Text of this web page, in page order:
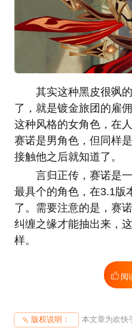
其实这种黑皮很飒的
了，就是镀金旅团的雇
这种风格的女角色，在
赛诺是男角色，但同样
接触他之后就知道了。
言归正传，赛诺是一
最具个的角色，在3.1版
了。需要注意的是，赛
纠缠之缘才能抽出来，
样。
阅
版权说明： 本文章为欢快